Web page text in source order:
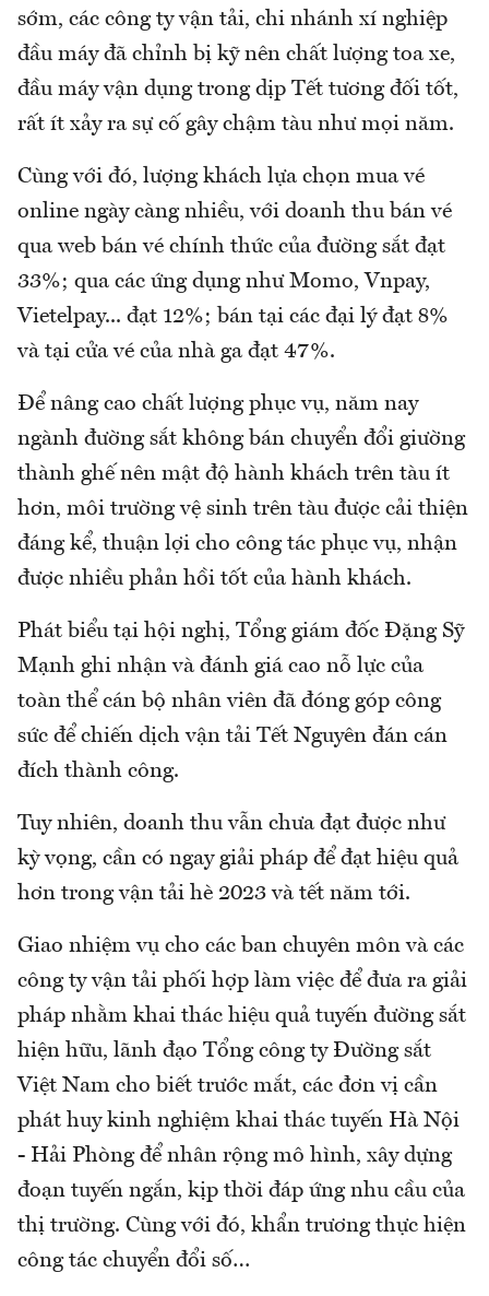
sớm, các công ty vận tải, chi nhánh xí nghiệp
đầu máy đã chỉnh bị kỹ nên chất lượng toa xe,
đầu máy vận dụng trong dịp Tết tương đối tốt,
rất ít xảy ra sự cố gây chậm tàu như mọi năm.
Cùng với đó, lượng khách lựa chọn mua vé
online ngày càng nhiều, với doanh thu bán vé
qua web bán vé chính thức của đường sắt đạt
33%; qua các ứng dụng như Momo, Vnpay,
Vietelpay... đạt 12%; bán tại các đại lý đạt 8%
và tại cửa vé của nhà ga đạt 47%.
Để nâng cao chất lượng phục vụ, năm nay
ngành đường sắt không bán chuyển đổi giường
thành ghế nên mật độ hành khách trên tàu ít
hơn, môi trường vệ sinh trên tàu được cải thiện
đáng kể, thuận lợi cho công tác phục vụ, nhận
được nhiều phản hồi tốt của hành khách.
Phát biểu tại hội nghị, Tổng giám đốc Đặng Sỹ
Mạnh ghi nhận và đánh giá cao nỗ lực của
toàn thể cán bộ nhân viên đã đóng góp công
sức để chiến dịch vận tải Tết Nguyên đán cán
đích thành công.
Tuy nhiên, doanh thu vẫn chưa đạt được như
kỳ vọng, cần có ngay giải pháp để đạt hiệu quả
hơn trong vận tải hè 2023 và tết năm tới.
Giao nhiệm vụ cho các ban chuyên môn và các
công ty vận tải phối hợp làm việc để đưa ra giải
pháp nhằm khai thác hiệu quả tuyến đường sắt
hiện hữu, lãnh đạo Tổng công ty Đường sắt
Việt Nam cho biết trước mắt, các đơn vị cần
phát huy kinh nghiệm khai thác tuyến Hà Nội
- Hải Phòng để nhân rộng mô hình, xây dựng
đoạn tuyến ngắn, kịp thời đáp ứng nhu cầu của
thị trường. Cùng với đó, khẩn trương thực hiện
công tác chuyển đổi số…